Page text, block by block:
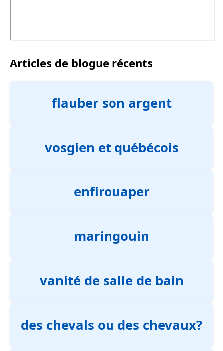
Articles de blogue récents
flauber son argent
vosgien et québécois
enfirouaper
maringouin
vanité de salle de bain
des chevals ou des chevaux?